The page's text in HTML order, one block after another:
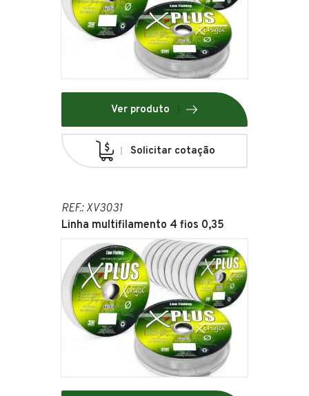
Ver produto
Solicitar cotação
REF.: XV3031
Linha multifilamento 4 fios 0,35